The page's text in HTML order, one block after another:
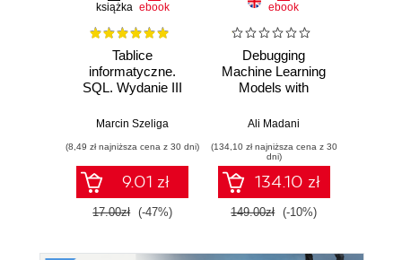
książka ebook
Tablice
informatyczne.
SQL. Wydanie III
Marcin Szeliga
(8,49 zł najniższa cena z 30 dni)
9.01 zł
17.00zł (-47%)
ebook
Debugging
Machine Learning
Models with
high-performance,
explainable
machine learning
and deep learning
models
Ali Madani
(134,10 zł najniższa cena z 30
dni)
134.10 zł
149.00zł (-10%)